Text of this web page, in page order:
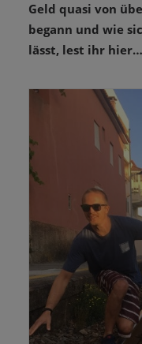
Geld quasi von
begann und wie
lässt, lest ihr hier…